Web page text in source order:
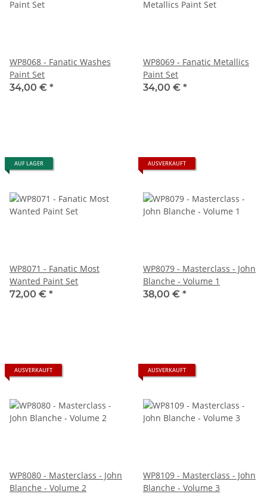
WP8068 - Fanatic Washes
Paint Set
34,00 € *
WP8069 - Fanatic Metallics
Paint Set
34,00 € *
AUF LAGER
WP8071 - Fanatic Most
Wanted Paint Set
72,00 € *
AUSVERKAUFT
WP8079 - Masterclass - John
Blanche - Volume 1
38,00 € *
AUSVERKAUFT
WP8080 - Masterclass - John
Blanche - Volume 2
AUSVERKAUFT
WP8109 - Masterclass - John
Blanche - Volume 3